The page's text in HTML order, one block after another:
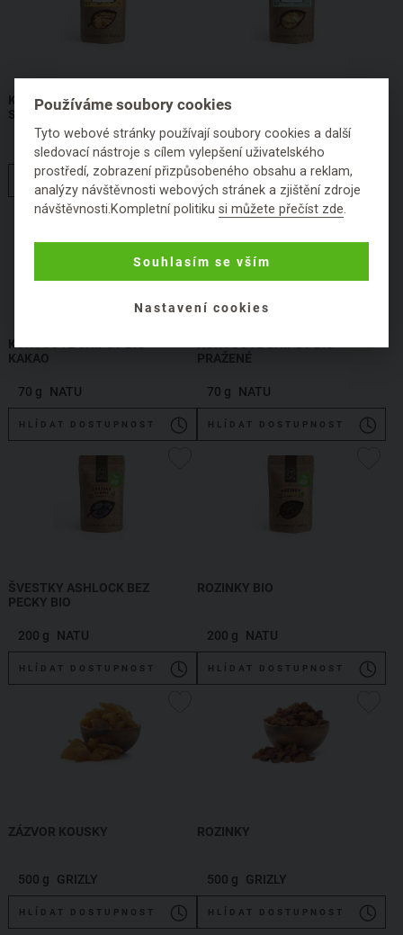
KOKOSOVÉ CHIPSY BIO -
SLANÝ KARAMEL
70 g NATU
HLÍDAT DOSTUPNOST
KOKOSOVÉ CHIPSY BIO -
MOŘSKÁ SŮL
70 g NATU
KOKOSOVÉ CHIPSY BIO -
KAKAO
70 g NATU
HLÍDAT DOSTUPNOST
PRAŽENÉ
70 g NATU
HLÍDAT DOSTUPNOST
ŠVESTKY ASHLOCK BEZ
PECKY BIO
200 g NATU
HLÍDAT DOSTUPNOST
ROZINKY BIO
200 g NATU
HLÍDAT DOSTUPNOST
ZÁZVOR KOUSKY
500 g GRIZLY
HLÍDAT DOSTUPNOST
ROZINKY
500 g GRIZLY
HLÍDAT DOSTUPNOST
Používáme soubory cookies
Tyto webové stránky používají soubory cookies a další
sledovací nástroje s cílem vylepšení uživatelského
prostředí, zobrazení přizpůsobeného obsahu a reklam,
analýzy návštěvnosti webových stránek a zjištění zdroje
návštěvnosti.Kompletní politikusi můžete přečíst zde.
Souhlasím se vším
Nastavení cookies